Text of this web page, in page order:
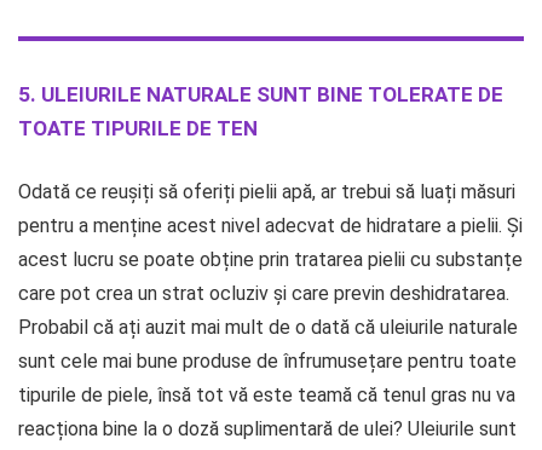
5. ULEIURILE NATURALE SUNT BINE TOLERATE DE
TOATE TIPURILE DE TEN
Odată ce reușiți să oferiți pielii apă, ar trebui să luați măsuri
pentru a menține acest nivel adecvat de hidratare a pielii. Și
acest lucru se poate obține prin tratarea pielii cu substanțe
care pot crea un strat ocluziv și care previn deshidratarea.
Probabil că ați auzit mai mult de o dată că uleiurile naturale
sunt cele mai bune produse de înfrumusețare pentru toate
tipurile de piele, însă tot vă este teamă că tenul gras nu va
reacționa bine la o doză suplimentară de ulei? Uleiurile sunt